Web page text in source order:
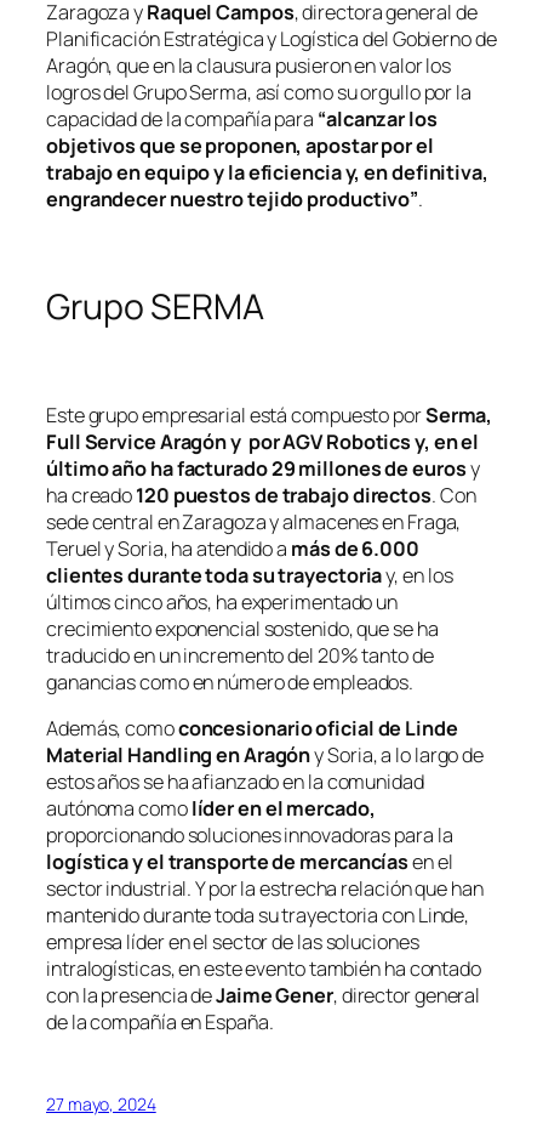
Zaragoza yRaquel Campos, directora general de
Planificación Estratégica y Logística del Gobierno de
Aragón, que en la clausura pusieron en valor los
logros del Grupo Serma, así como su orgullo por la
capacidad de la compañía para “alcanzar los
objetivos que se proponen, apostar por el
trabajo en equipo y la eficiencia y, en definitiva,
engrandecer nuestro tejido productivo”.
Grupo SERMA
Este grupo empresarial está compuesto porSerma,
Full Service Aragón y por AGV Robotics y, en el
último añohafacturado29 millones de eurosy
ha creado120 puestos de trabajo directos. Con
sede central en Zaragoza y almacenes en Fraga,
Teruel y Soria, ha atendido a más de 6.000
clientes durante toda su trayectoriay, en los
últimos cinco años, ha experimentado un
crecimiento exponencial sostenido, que se ha
traducido en un incremento del 20% tanto de
ganancias como en número de empleados.
Además, comoconcesionario oficial de Linde
Material Handling en Aragóny Soria, a lo largo de
estos años se ha afianzado en la comunidad
autónoma comolíder en el mercado,
proporcionando soluciones innovadoras para la
logística y el transporte de mercancíasen el
sector industrial. Y por la estrecha relación que han
mantenido durante toda su trayectoria con Linde,
empresa líder en el sector de las soluciones
intralogísticas, en este evento también ha contado
con la presencia deJaime Gener, director general
de la compañía en España.
27 mayo, 2024